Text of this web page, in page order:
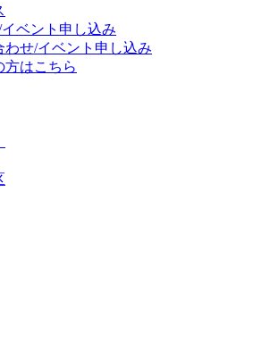
ベント申し込み
わせ/イベント申し込み
方はこちら